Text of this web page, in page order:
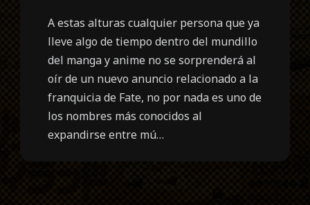
A estas alturas cualquier persona que ya
lleve algo de tiempo dentro del mundillo
del manga y anime no se sorprenderá al
oír de un nuevo anuncio relacionado a la
franquicia de Fate, no por nada es uno de
los nombres más conocidos al
expandirse entre mú…